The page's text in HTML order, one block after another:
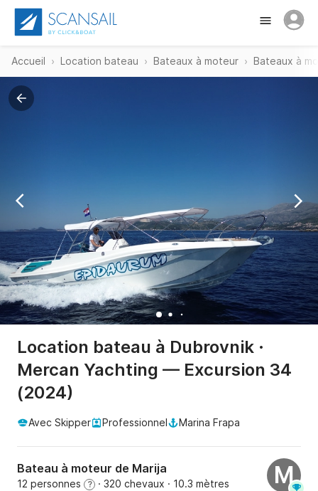
Accueil Location bateau Bateaux à moteur Bateaux à
Location bateau à Dubrovnik ·
Mercan Yachting — Excursion 34
(2024)
Avec Skipper Professionnel Marina Frapa
Bateau à moteur de Marija
12 personnes ? · 320 chevaux · 10.3 mètres M